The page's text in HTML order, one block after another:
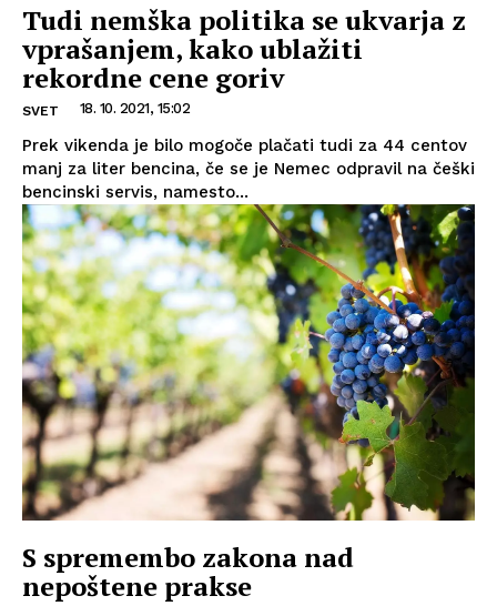
Tudi nemška politika se ukvarja z
vprašanjem, kako ublažiti
rekordne cene goriv
SVET 18. 10. 2021, 15:02
Prek vikenda je bilo mogoče plačati tudi za 44 centov
manj za liter bencina, če se je Nemec odpravil na češki
bencinski servis, namesto...
S spremembo zakona nad
nepoštene prakse